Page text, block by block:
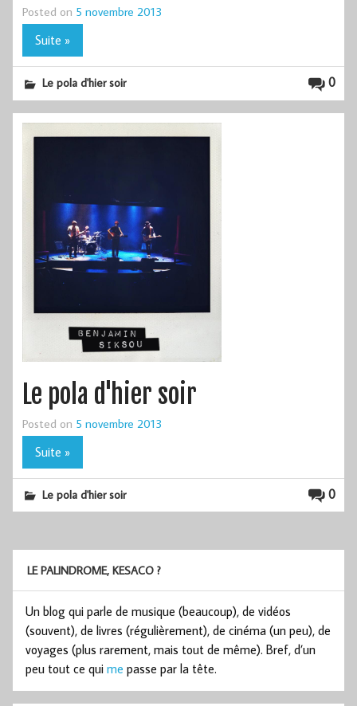
Posted on 5 novembre 2013
Suite »
0
Le pola d'hier soir
Le pola d'hier soir
Posted on 5 novembre 2013
Suite »
0
Le pola d'hier soir
LE PALINDROME, KESACO ?
Un blog qui parle de musique (beaucoup), de vidéos
(souvent), de livres (régulièrement), de cinéma (un peu), de
voyages (plus rarement, mais tout de même). Bref, d’un
peu tout ce qui me passe par la tête.